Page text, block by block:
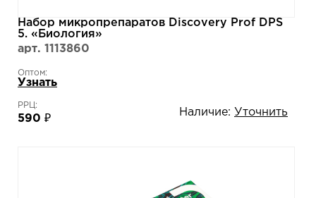
Набор микропрепаратов Discovery Prof DPS
5. «Биология»
арт. 1113860
Оптом:
Узнать
РРЦ:
590 ₽
Наличие: Уточнить